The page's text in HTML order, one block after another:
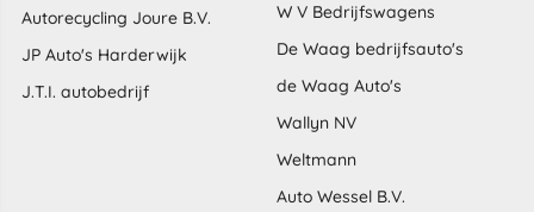
Autorecycling Joure B.V.
JP Auto's Harderwijk
J.T.I. autobedrijf
W V Bedrijfswagens
De Waag bedrijfsauto's
de Waag Auto's
Wallyn NV
Weltmann
Auto Wessel B.V.